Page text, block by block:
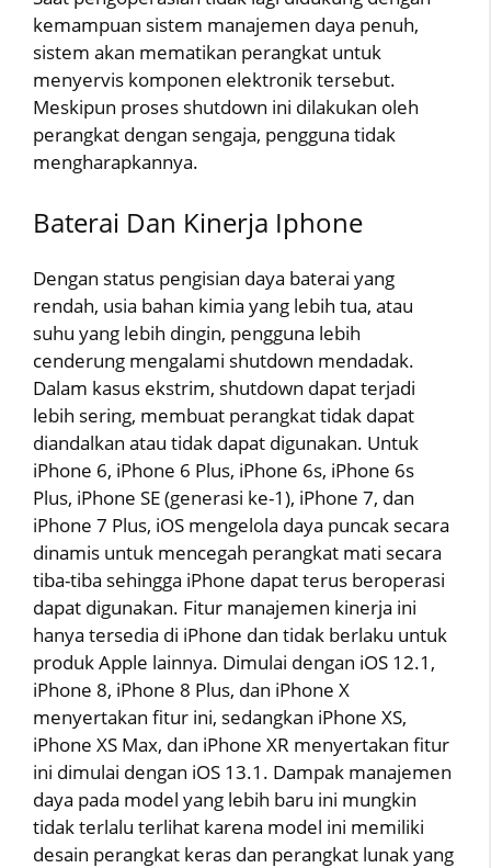
kemampuan sistem manajemen daya penuh,
sistem akan mematikan perangkat untuk
menyervis komponen elektronik tersebut.
Meskipun proses shutdown ini dilakukan oleh
perangkat dengan sengaja, pengguna tidak
mengharapkannya.
Baterai Dan Kinerja Iphone
Dengan status pengisian daya baterai yang
rendah, usia bahan kimia yang lebih tua, atau
suhu yang lebih dingin, pengguna lebih
cenderung mengalami shutdown mendadak.
Dalam kasus ekstrim, shutdown dapat terjadi
lebih sering, membuat perangkat tidak dapat
diandalkan atau tidak dapat digunakan. Untuk
iPhone 6, iPhone 6 Plus, iPhone 6s, iPhone 6s
Plus, iPhone SE (generasi ke-1), iPhone 7, dan
iPhone 7 Plus, iOS mengelola daya puncak secara
dinamis untuk mencegah perangkat mati secara
tiba-tiba sehingga iPhone dapat terus beroperasi
dapat digunakan. Fitur manajemen kinerja ini
hanya tersedia di iPhone dan tidak berlaku untuk
produk Apple lainnya. Dimulai dengan iOS 12.1,
iPhone 8, iPhone 8 Plus, dan iPhone X
menyertakan fitur ini, sedangkan iPhone XS,
iPhone XS Max, dan iPhone XR menyertakan fitur
ini dimulai dengan iOS 13.1. Dampak manajemen
daya pada model yang lebih baru ini mungkin
tidak terlalu terlihat karena model ini memiliki
desain perangkat keras dan perangkat lunak yang